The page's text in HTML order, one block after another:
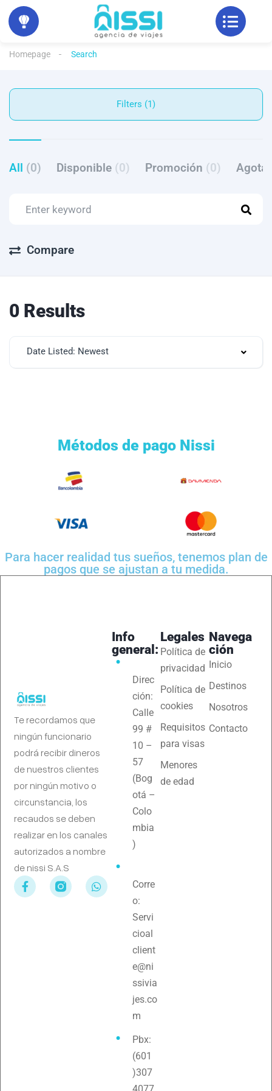
Homepage Search
Filters (1)
All (0) Disponible (0) Promoción (0)
Compare
0 Results
Date Listed: Newest
Métodos de pago Nissi
Para hacer realidad tus sueños, tenemos plan de
pagos que se ajustan a tu medida.
Te recordamos que
ningún funcionario
podrá recibir dineros
de nuestros clientes
por ningún motivo o
circunstancia, los
recaudos se deben
realizar en los canales
autorizados a nombre
de nissi S.A.S
Navega
ción
Inicio
Destinos
Nosotros
Contacto
Legales
Política de
privacidad
Política de
cookies
Requisitos
para visas
Menores
de edad
Info
general:
Direc
ción:
Calle
99 #
10 –
57
(Bog
otá –
Colo
mbia
)
Corre
o:
Servi
cioal
client
e@ni
ssivia
jes.co
m
Pbx:
(601
)307